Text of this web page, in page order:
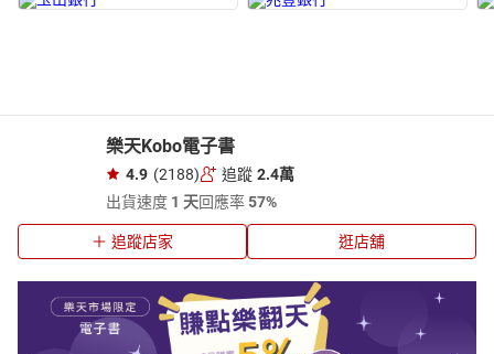
樂天Kobo電子書
4.9 (2188) 追蹤 2.4萬
出貨速度 1 天回應率57%
追蹤店家 逛店舖